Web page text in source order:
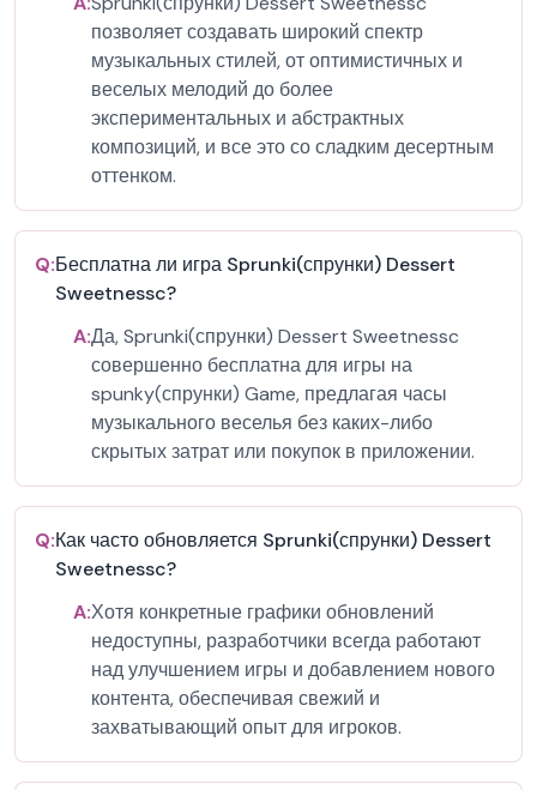
позволяет создавать широкий спектр
музыкальных стилей, от оптимистичных и
веселых мелодий до более
экспериментальных и абстрактных
композиций, и все это со сладким десертным
оттенком.
Q:Бесплатна ли игра Sprunki(спрунки) Dessert
Sweetnessc?
A:Да, Sprunki(спрунки) Dessert Sweetnessc
совершенно бесплатна для игры на
spunky(спрунки) Game, предлагая часы
музыкального веселья без каких-либо
скрытых затрат или покупок в приложении.
Q:Как часто обновляется Sprunki(спрунки) Dessert
Sweetnessc?
A:Хотя конкретные графики обновлений
недоступны, разработчики всегда работают
над улучшением игры и добавлением нового
контента, обеспечивая свежий и
захватывающий опыт для игроков.